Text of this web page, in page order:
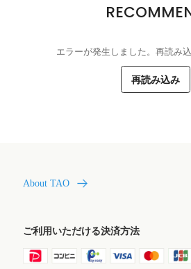
エラーが発生しました。再読み
再読み込み
About TAO
ご利用いただける決済方法